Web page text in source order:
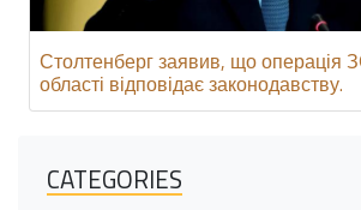
Столтенберг заявив, що операція
області відповідає законодавству.
CATEGORIES